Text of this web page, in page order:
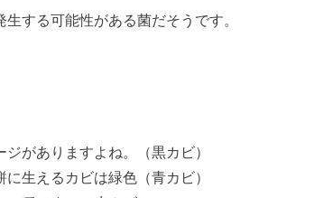
する可能性がある菌だそうです。
がありますよね。（黒カビ）
生えるカビは緑色（青カビ）